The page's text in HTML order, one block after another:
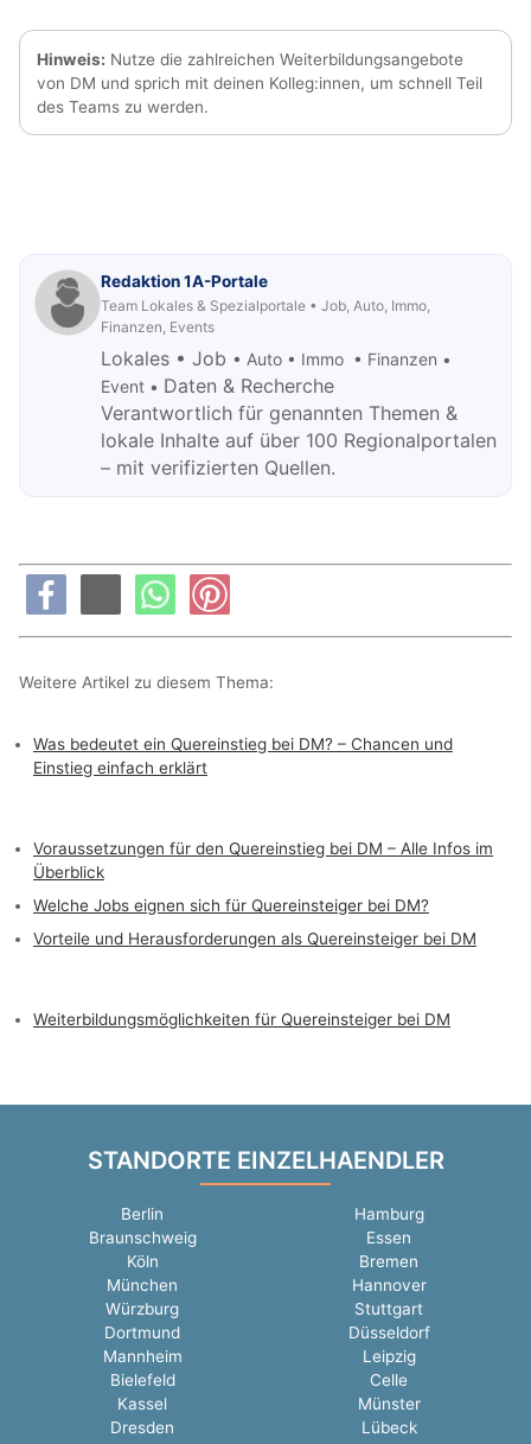
Hinweis: Nutze die zahlreichen Weiterbildungsangebote
von DM und sprich mit deinen Kolleg:innen, um schnell Teil
des Teams zu werden.
Redaktion 1A-Portale
Team Lokales & Spezialportale • Job, Auto, Immo,
Finanzen, Events
Lokales • Job • Auto • Immo • Finanzen •
Event • Daten & Recherche
Verantwortlich für genannten Themen &
lokale Inhalte auf über 100 Regionalportalen
– mit verifizierten Quellen.
Weitere Artikel zu diesem Thema:
Was bedeutet ein Quereinstieg bei DM? – Chancen und
Einstieg einfach erklärt
Voraussetzungen für den Quereinstieg bei DM – Alle Infos im
Überblick
Welche Jobs eignen sich für Quereinsteiger bei DM?
Vorteile und Herausforderungen als Quereinsteiger bei DM
Weiterbildungsmöglichkeiten für Quereinsteiger bei DM
STANDORTE EINZELHAENDLER
Berlin
Hamburg
Braunschweig
Essen
Köln
Bremen
München
Hannover
Würzburg
Stuttgart
Dortmund
Düsseldorf
Mannheim
Leipzig
Bielefeld
Celle
Kassel
Münster
Dresden
Lübeck